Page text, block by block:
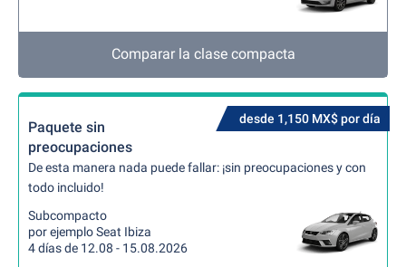
Comparar la clase compacta
desde 1,150 MX$ por día
Paquete sin
preocupaciones
De esta manera nada puede fallar: ¡sin preocupaciones y con
todo incluido!
Subcompacto
por ejemplo Seat Ibiza
4 días de 12.08 - 15.08.2026